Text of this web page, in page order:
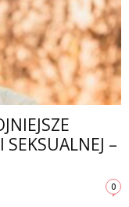
SEKSUALNEJ –
0